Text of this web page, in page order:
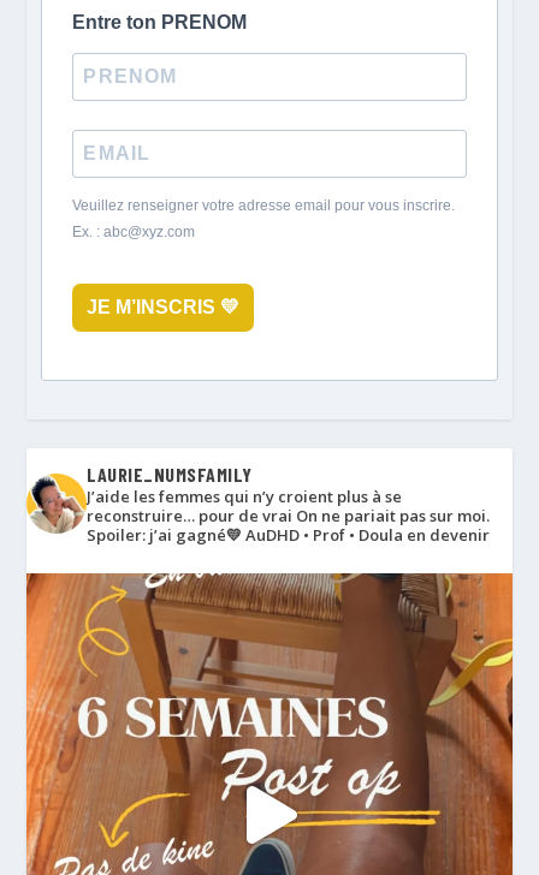
Entre ton PRENOM
Veuillez renseigner votre adresse email pour vous inscrire.
Ex. : abc@xyz.com
JE M’INSCRIS 💛
LAURIE_NUMSFAMILY
J’aide les femmes qui n’y croient plus à se
reconstruire… pour de vrai On ne pariait pas sur moi.
Spoiler: j’ai gagné💛 AuDHD • Prof • Doula en devenir